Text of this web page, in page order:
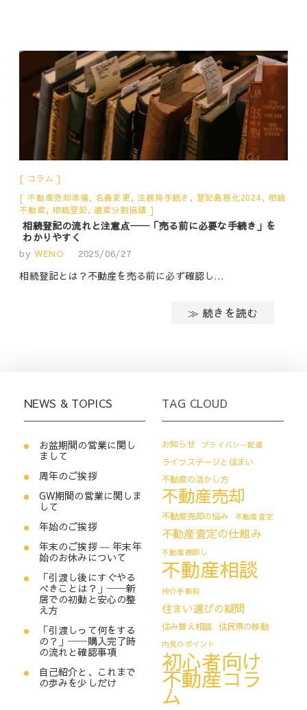
コラム
不動産売却準備, 名義変更,法務局手続き , 登記義務化2024,相続
不動産,相続登記,遺産分割協議
相続登記の流れと注意点──「売る前に必要な手続き」を
わかりやすく
by WENO 2025/06/27
相続登記とは？不動産を売る前に必ず確認し…
≫ 続きを読む
NEWS & TOPICS
お盆期間の営業に関し
まして
周年のご挨拶
GW期間の営業に関しま
して
年始のご挨拶
年末のご挨拶 ― 年末年
始のお休みについて
「引渡し後にすぐやる
べきことは？」──新
居での初動と安心の整
え方
「引渡しって何をする
の？」──購入完了時
の流れと確認事項
自己紹介と、これまで
の歩みを少しだけ
TAG CLOUD
お知らせ プライバシー配慮
ライフステージと住まい
不動産の活かし方
不動産売却
不動産売却の悩み 不動産査定
不動産査定の仕組み
不動産棚卸し
不動産相談
仲介手数料
住まい選びの疑問
住み替え相談 住民票の移動
内見のポイント
初心者向け
不動産コラ
ム